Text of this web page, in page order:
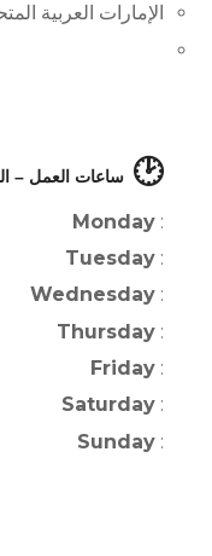
الإمارات العربية
🕑 ساعات العمل –
Monday :
Tuesday :
Wednesday :
Thursday :
Friday :
Saturday :
Sunday :